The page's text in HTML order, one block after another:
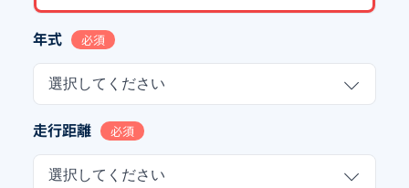
年式 必須
選択してください
走行距離 必須
選択してください